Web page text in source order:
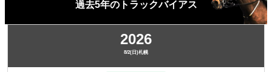
過去5年のトラックバイアス
2026
8/2(日)札幌